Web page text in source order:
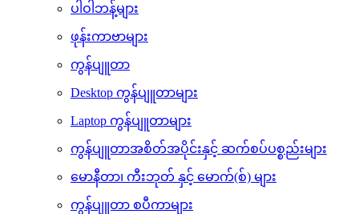
တက်ဘလက်များ
မိုဘိုင်း နှင့် တက်ဘလက် ကိရိယာများ
ပါဝါဘန့်များ
ဖုန်းကာဗာများ
ကွန်ပျူတာ
Desktop ကွန်ပျူတာများ
Laptop ကွန်ပျူတာများ
ကွန်ပျူတာအစိတ်အပိုင်းနှင့် ဆက်စပ်ပစ္စည်းများ